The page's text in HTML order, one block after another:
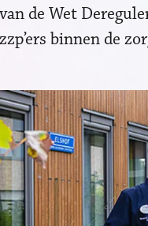
de Wet
binnen de